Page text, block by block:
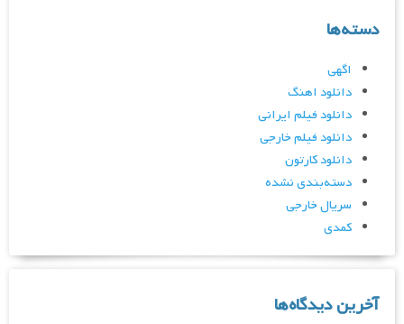
دسته‌ها
اگهی
دانلود اهنگ
دانلود فیلم ایرانی
دانلود فیلم خارجی
دانلود کارتون
دسته‌بندی نشده
سریال خارجی
کمدی
آخرین دیدگاه‌ها